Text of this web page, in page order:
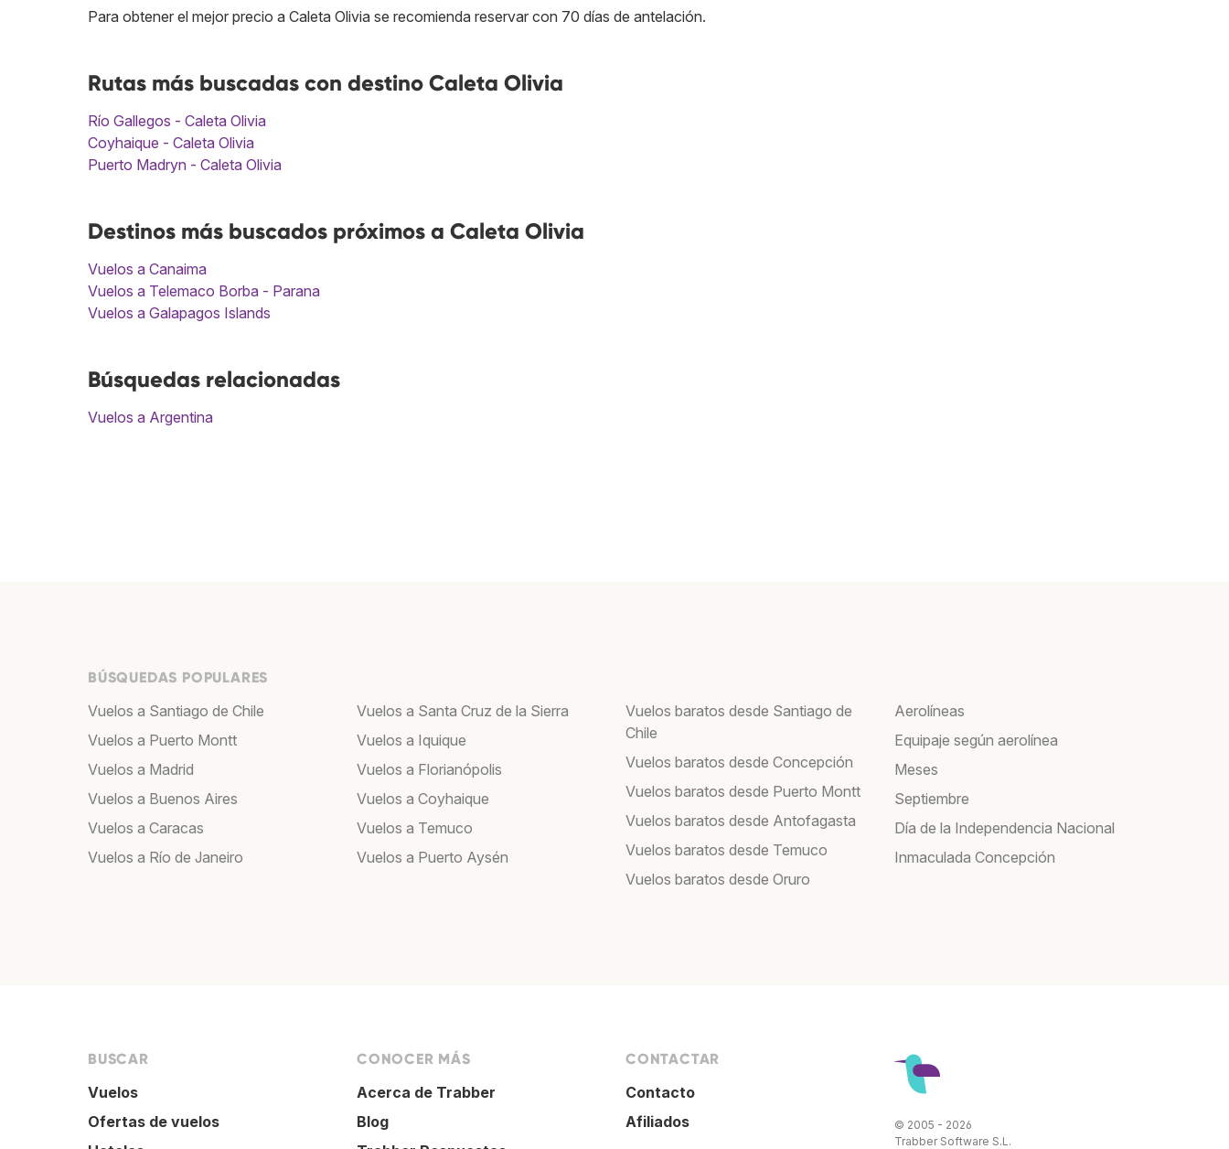
Para obtener el mejor precio a Caleta Olivia se recomienda reservar con 70 días de antelación.
Rutas más buscadas con destino Caleta Olivia
Río Gallegos - Caleta Olivia
Coyhaique - Caleta Olivia
Puerto Madryn - Caleta Olivia
Destinos más buscados próximos a Caleta Olivia
Vuelos a Canaima
Vuelos a Telemaco Borba - Parana
Vuelos a Galapagos Islands
Búsquedas relacionadas
Vuelos a Argentina
BÚSQUEDAS POPULARES
Vuelos a Santiago de Chile
Vuelos a Puerto Montt
Vuelos a Madrid
Vuelos a Buenos Aires
Vuelos a Caracas
Vuelos a Río de Janeiro
Vuelos a Santa Cruz de la Sierra
Vuelos a Iquique
Vuelos a Florianópolis
Vuelos a Coyhaique
Vuelos a Temuco
Vuelos a Puerto Aysén
Vuelos baratos desde Santiago de
Chile
Vuelos baratos desde Concepción
Vuelos baratos desde Puerto Montt
Vuelos baratos desde Antofagasta
Vuelos baratos desde Temuco
Vuelos baratos desde Oruro
Aerolíneas
Equipaje según aerolínea
Meses
Septiembre
Día de la Independencia Nacional
Inmaculada Concepción
BUSCAR
Vuelos
Ofertas de vuelos
CONOCER MÁS
Acerca de Trabber
Blog
CONTACTAR
Contacto
Afiliados
© 2005 - 2026
Trabber Software S.L.